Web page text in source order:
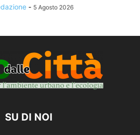
- 5 Agosto 2026
SU DI NOI